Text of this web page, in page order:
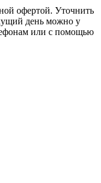
офертой. Уточнить
день можно у
или с помощью